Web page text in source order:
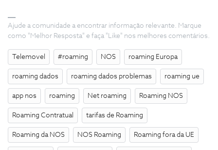
Ajude a comunidade a encontrar informação relevante. Marque
como "Melhor Resposta" e faça "Like" nos melhores comentários.
Telemovel #roaming NOS roaming Europa
roaming dados roaming dados problemas roaming ue
app nos roaming Net roaming Roaming NOS
Roaming Contratual tarifas de Roaming
Roaming da NOS NOS Roaming Roaming fora da UE